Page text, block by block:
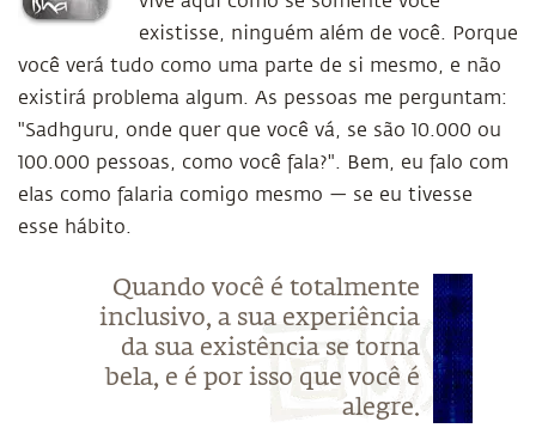
existisse, ninguém além de você. Porque
você verá tudo como uma parte de si mesmo, e não
existirá problema algum. As pessoas me perguntam:
"Sadhguru, onde quer que você vá, se são 10.000 ou
100.000 pessoas, como você fala?". Bem, eu falo com
elas como falaria comigo mesmo — se eu tivesse
esse hábito.
Quando você é totalmente
inclusivo, a sua experiência
da sua existência se torna
bela, e é por isso que você é
alegre.